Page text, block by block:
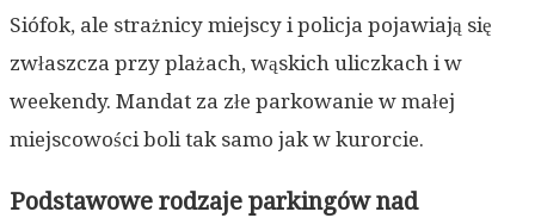
Siófok, ale strażnicy miejscy i policja pojawiają się
zwłaszcza przy plażach, wąskich uliczkach i w
weekendy. Mandat za złe parkowanie w małej
miejscowości boli tak samo jak w kurorcie.
Podstawowe rodzaje parkingów nad